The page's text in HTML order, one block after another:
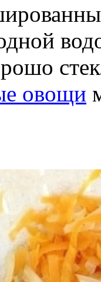
овощи